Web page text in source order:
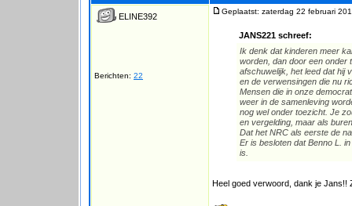
ELINE392
Berichten: 22
Geplaatst: zaterdag 22 februari
JANS221 schreef:
Ik denk dat kinderen meer
worden, dan door een onder
afschuwelijk, het leed dat hij
en de verwensingen die nu
Mensen die in onze
weer in de samenleving
nog wel onder toezicht. Je
en vergelding, maar als
Dat het NRC als eerste de
Er is besloten dat Benno L.
is.
Heel goed verwoord, dank je Jans!!